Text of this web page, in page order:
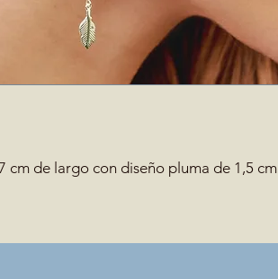
cm de largo con diseño pluma de 1,5 cm